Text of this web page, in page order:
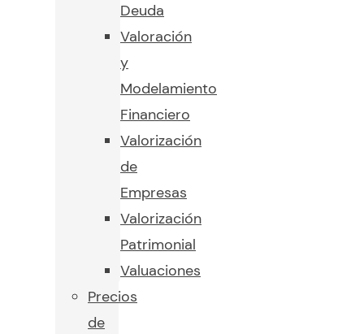
Deuda
Valoración
y
Modelamiento
Financiero
Valorización
de
Empresas
Valorización
Patrimonial
Valuaciones
Precios
de